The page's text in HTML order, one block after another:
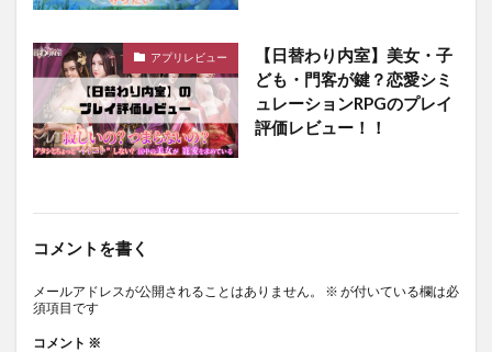
アプリレビュー
【日替わり内室】美女・子
ども・門客が鍵？恋愛シミ
ュレーションRPGのプレイ
評価レビュー！！
コメントを書く
メールアドレスが公開されることはありません。 ※ が付いている欄は必
須項目です
コメント ※